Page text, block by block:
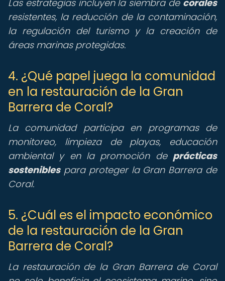
Las estrategias incluyen la siembra de corales
resistentes, la reducción de la contaminación,
la regulación del turismo y la creación de
áreas marinas protegidas.
4. ¿Qué papel juega la comunidad
en la restauración de la Gran
Barrera de Coral?
La comunidad participa en programas de
monitoreo, limpieza de playas, educación
ambiental y en la promoción de prácticas
sosteniblespara proteger la Gran Barrera de
Coral.
5. ¿Cuál es el impacto económico
de la restauración de la Gran
Barrera de Coral?
La restauración de la Gran Barrera de Coral